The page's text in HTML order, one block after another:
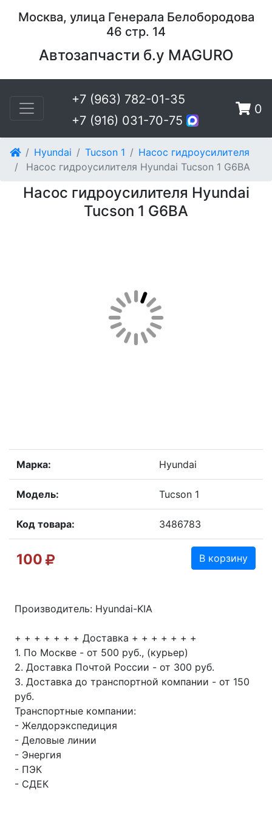
Москва, улица Генерала Белобородова
46 стр. 14
Автозапчасти б.у MAGURO
+7 (963) 782-01-35
+7 (916) 031-70-75
0
Hyundai Tucson 1
Насос гидроусилителя
Насос гидроусилителя Hyundai Tucson 1 G6BA
Насос гидроусилителя Hyundai
Tucson 1 G6BA
Марка: Hyundai
Модель: Tucson 1
Код товара: 3486783
100 В корзину
Производитель: Hyundai-KIA
+ + + + + + + Доставка + + + + + + +
1. По Москве - от 500 руб., (курьер)
2. Доставка Почтой России - от 300 руб.
3. Доставка до транспортной компании - от 150
руб.
Транспортные компании:
- Желдорэкспедиция
- Деловые линии
- Энергия
- ПЭК
- СДЕК